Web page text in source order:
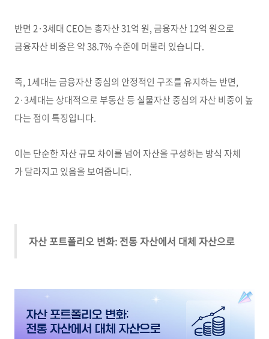
반면 2·3세대 CEO는 총자산 31억 원, 금융자산 12억 원으로
금융자산 비중은 약 38.7% 수준에 머물러 있습니다.
즉, 1세대는 금융자산 중심의 안정적인 구조를 유지하는 반면,
2·3세대는 상대적으로 부동산 등 실물자산 중심의 자산 비중이 높
다는 점이 특징입니다.
이는 단순한 자산 규모 차이를 넘어 자산을 구성하는 방식 자체
가 달라지고 있음을 보여줍니다.
자산 포트폴리오 변화: 전통 자산에서 대체 자산으로